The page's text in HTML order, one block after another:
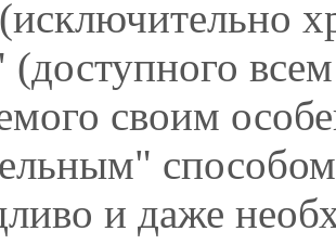
(доступного
своим
и даже